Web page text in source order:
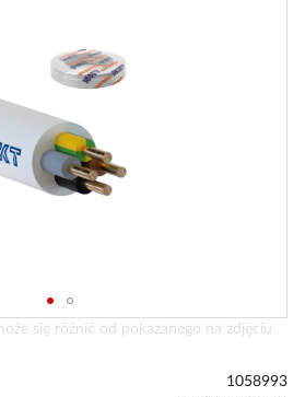
się różnić od pokazanego na zdjęciu
1058993